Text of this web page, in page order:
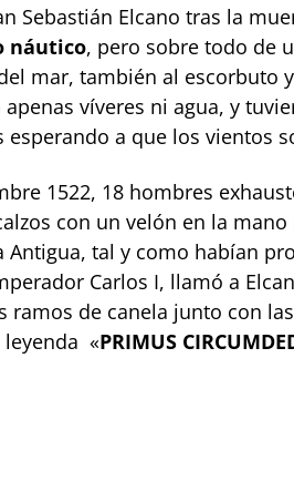
Sebastián Elcano tras la
náutico, pero sobre todo de
mar, también al escorbuto
apenas víveres ni agua, y
esperando a que los vientos
1522, 18 hombres
con un velón en la
Antigua, tal y como habían
Carlos I, llamó a
ramos de canela junto con
leyenda «PRIMUS